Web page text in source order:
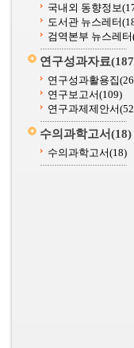
국내외 동향정보
도서관 뉴스레터
검역본부 뉴스레터
연구성과자료
연구성과활용집
연구보고서(109)
연구과제제안서
수의과학고서(18)
수의과학고서(18)